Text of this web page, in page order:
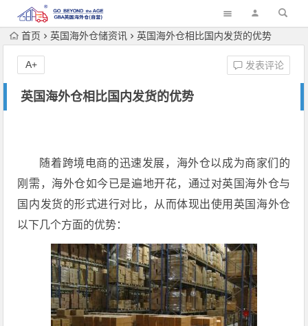
首页 英国海外仓储资讯 英国海外仓相比国内发货的优势
英国海外仓相比国内发货的优势
发表评论
A+
随着跨境电商的迅速发展，海外仓以成为商家们的
刚需，海外仓如今已是遍地开花，通过对英国海外仓与
国内发货的形式进行对比，从而体现出使用英国海外仓
以下几个方面的优势：